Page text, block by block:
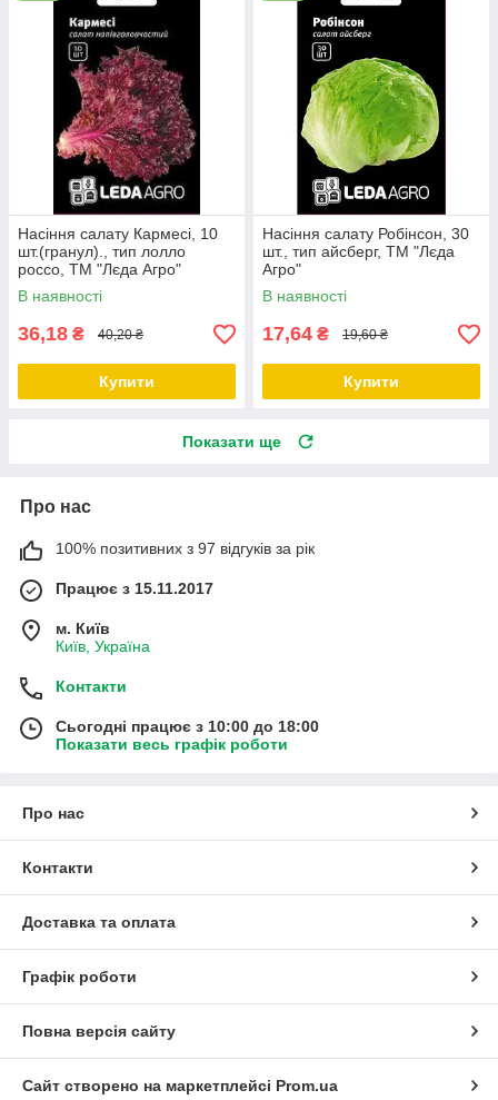
Насіння салату Кармесі, 10
шт.(гранул)., тип лолло
россо, ТМ "Лєда Агро"
В наявності
36,18 ₴ 40,20 ₴
Купити
Насіння салату Робінсон, 30
шт., тип айсберг, ТМ "Лєда
Агро"
В наявності
17,64 ₴ 19,60 ₴
Купити
Показати ще
Про нас
100% позитивних з 97 відгуків за рік
Працює з 15.11.2017
м. Київ
Київ, Україна
Контакти
Сьогодні працює з 10:00 до 18:00
Показати весь графік роботи
Про нас
Контакти
Доставка та оплата
Графік роботи
Повна версія сайту
Сайт створено на маркетплейсі Prom.ua